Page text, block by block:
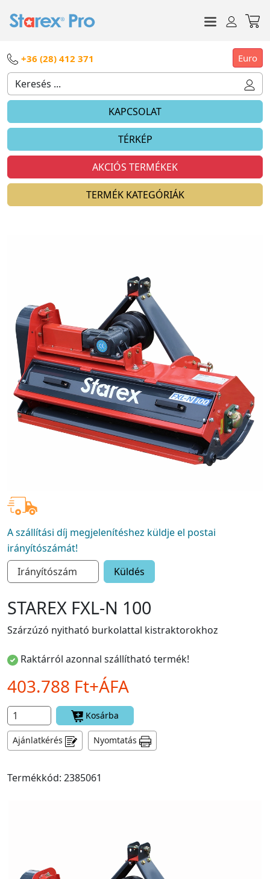
+36 (28) 412 371 Euro
KAPCSOLAT
TÉRKÉP
AKCIÓS TERMÉKEK
TERMÉK KATEGÓRIÁK
A szállítási díj megjelenítéshez küldje el postai
irányítószámát!
Küldés
STAREX FXL-N 100
Szárzúzó nyitható burkolattal kistraktorokhoz
Raktárról azonnal szállítható termék!
403.788 Ft+ÁFA
Kosárba
Ajánlatkérés Nyomtatás
Termékkód: 2385061